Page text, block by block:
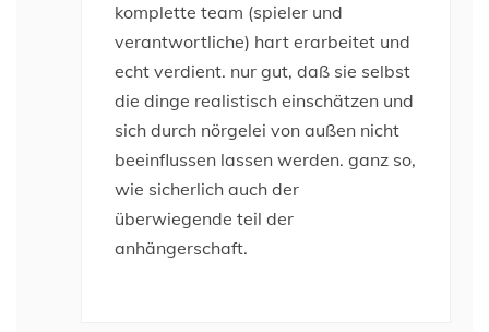
komplette team (spieler und
verantwortliche) hart erarbeitet und
echt verdient. nur gut, daß sie selbst
die dinge realistisch einschätzen und
sich durch nörgelei von außen nicht
beeinflussen lassen werden. ganz so,
wie sicherlich auch der
überwiegende teil der
anhängerschaft.